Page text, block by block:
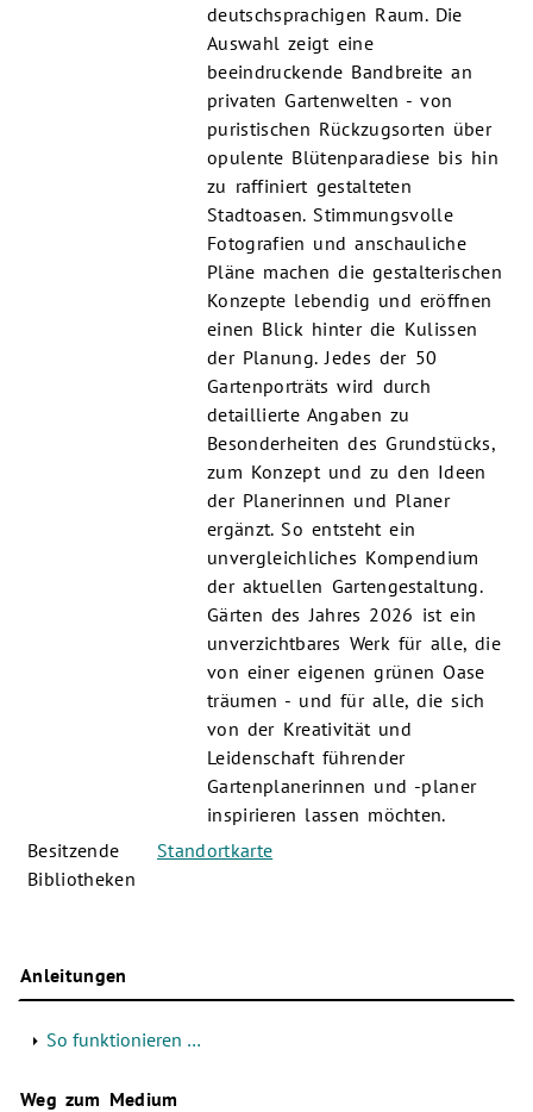
deutschsprachigen Raum. Die
Auswahl zeigt eine
beeindruckende Bandbreite an
privaten Gartenwelten - von
puristischen Rückzugsorten über
opulente Blütenparadiese bis hin
zu raffiniert gestalteten
Stadtoasen. Stimmungsvolle
Fotografien und anschauliche
Pläne machen die gestalterischen
Konzepte lebendig und eröffnen
einen Blick hinter die Kulissen
der Planung. Jedes der 50
Gartenporträts wird durch
detaillierte Angaben zu
Besonderheiten des Grundstücks,
zum Konzept und zu den Ideen
der Planerinnen und Planer
ergänzt. So entsteht ein
unvergleichliches Kompendium
der aktuellen Gartengestaltung.
Gärten des Jahres 2026 ist ein
unverzichtbares Werk für alle, die
von einer eigenen grünen Oase
träumen - und für alle, die sich
von der Kreativität und
Leidenschaft führender
Gartenplanerinnen und -planer
inspirieren lassen möchten.
Besitzende
Bibliotheken
Standortkarte
Anleitungen
So funktionieren …
Weg zum Medium